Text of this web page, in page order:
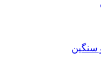
سنگین